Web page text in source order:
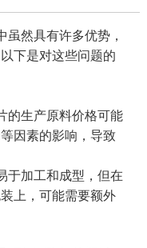
虽然具有许多优势，
下是对这些问题的
的生产原料价格可能
因素的影响，导致
于加工和成型，但在
上，可能需要额外